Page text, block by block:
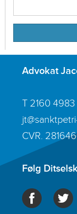
Advokat
T 2160 4983
CVR.
Følg